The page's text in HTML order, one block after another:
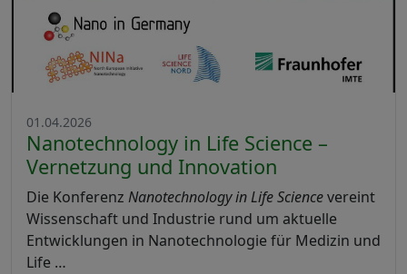
01.04.2026
Nanotechnology in Life Science –
Vernetzung und Innovation
Die Konferenz Nanotechnology in Life Sciencevereint
Wissenschaft und Industrie rund um aktuelle
Entwicklungen in Nanotechnologie für Medizin und
Life …